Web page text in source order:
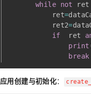
while
not ret
           ret
=
           ret2
=
if
  ret
print
break
应用创建与初始化：